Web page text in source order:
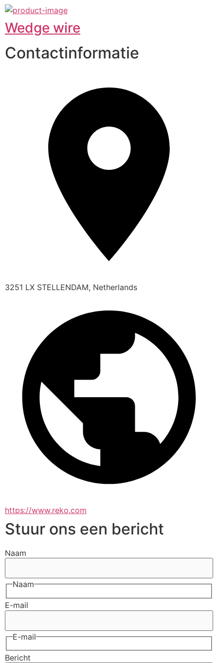
Wedge wire
Contactinformatie
3251 LX STELLENDAM, Netherlands
https://www.reko.com
Stuur ons een bericht
Naam
Naam
E-mail
E-mail
Bericht